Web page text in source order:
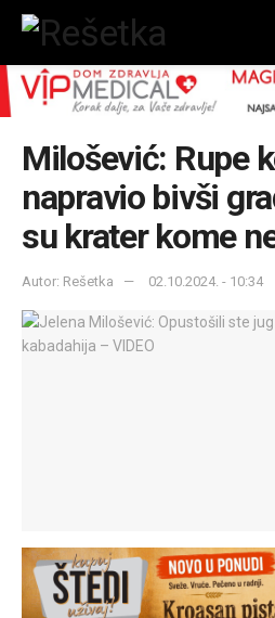
Milošević: Rupe
napravio bivši
su krater kome
Autor: Rešetka 02.10.2024. - 10:34